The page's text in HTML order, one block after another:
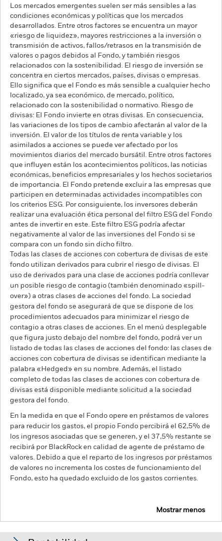
Los mercados emergentes suelen ser más sensibles a las
condiciones económicas y políticas que los mercados
desarrollados. Entre otros factores se encuentra un mayor
«riesgo de liquidez», mayores restricciones a la inversión o
transmisión de activos, fallos/retrasos en la transmisión de
valores o pagos debidos al Fondo, y también riesgos
relacionados con la sostenibilidad. El riesgo de inversión se
concentra en ciertos mercados, países, divisas o empresas.
Ello significa que el Fondo es más sensible a cualquier hecho
localizado, ya sea económico, de mercado, político,
relacionado con la sostenibilidad o normativo. Riesgo de
divisas: El Fondo invierte en otras divisas. En consecuencia,
las variaciones de los tipos de cambio afectarán al valor de la
inversión. El valor de los títulos de renta variable y los
asimilados a acciones se puede ver afectado por los
movimientos diarios del mercado bursátil. Entre otros factores
que influyen están los acontecimientos políticos, las noticias
económicas, beneficios empresariales y los hechos societarios
de importancia. El Fondo pretende excluir a las empresas que
participen en determinadas actividades incompatibles con
los criterios ESG. Por consiguiente, los inversores deberán
realizar una evaluación ética personal del filtro ESG del Fondo
antes de invertir en este. Este filtro ESG podría afectar
negativamente al valor de las inversiones del Fondo si se
compara con un fondo sin dicho filtro.
Todas las clases de acciones con cobertura de divisas de este
fondo utilizan derivados para cubrir el riesgo de divisas. El
uso de derivados para una clase de acciones podría conllevar
un posible riesgo de contagio (también denominado «spill-
over») a otras clases de acciones del fondo. La sociedad
gestora del fondo se asegurará de que se dispone de los
procedimientos adecuados para minimizar el riesgo de
contagio a otras clases de acciones. En el menú desplegable
que figura justo debajo del nombre del fondo, podrá ver un
listado de todas las clases de acciones del fondo: las clases de
acciones con cobertura de divisas se identifican mediante la
palabra «Hedged» en su nombre. Además, el listado
completo de todas las clases de acciones con cobertura de
divisas está disponible mediante solicitud a la sociedad
gestora del fondo.
En la medida en que el Fondo opere en préstamos de valores
para reducir los gastos, el propio Fondo percibirá el 62,5% de
los ingresos asociadas que se generen, y el 37,5% restante se
recibirá por BlackRock en calidad de agente de préstamo de
valores. Debido a que el reparto de los ingresos por préstamos
de valores no incrementa los costes de funcionamiento del
Fondo, esto ha quedado excluido de los gastos corrientes.
Mostrar menos